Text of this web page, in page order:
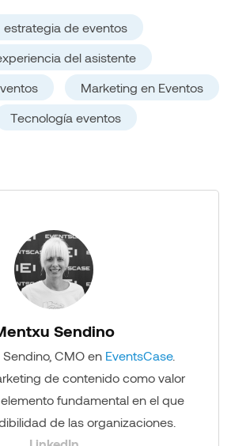
estrategia de eventos
del asistente
Marketing en Eventos
Tecnología eventos
Sendino
CMO en EventsCase.
de contenido como valor
fundamental en el que
de las organizaciones.